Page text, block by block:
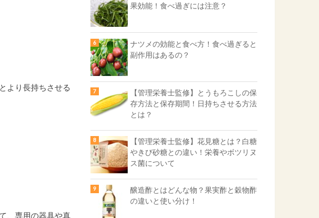
より長持ちさせる
、専用の器具や真
果効能！食べ過ぎには注意？
ナツメの効能と食べ方！食べ過ぎると
副作用はあるの？
【管理栄養士監修】とうもろこしの保
存方法と保存期間！日持ちさせる方法
とは？
【管理栄養士監修】花見糖とは？白糖
やきび砂糖との違い！栄養やボツリヌ
ス菌について
醸造酢とはどんな物？果実酢と穀物酢
の違いと使い分け！